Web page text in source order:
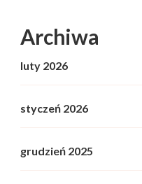
Archiwa
luty 2026
styczeń 2026
grudzień 2025